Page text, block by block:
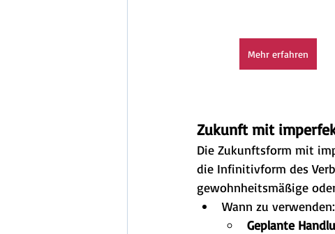
Mehr erfahren
Zukunft mit
Die Zukunftsform mit
die Infinitivform des
gewohnheitsmäßige
Wann zu verwenden:
Geplante